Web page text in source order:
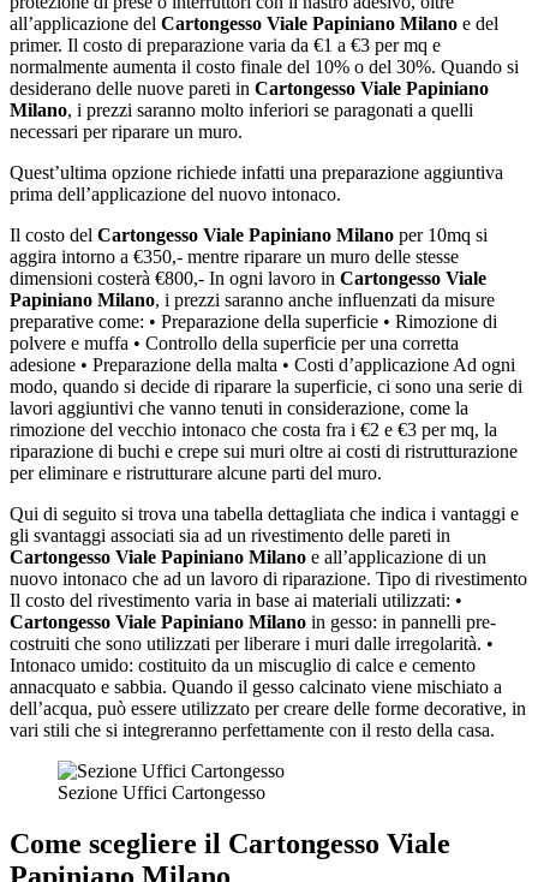
all’applicazione del Cartongesso Viale Papiniano Milano e del
primer. Il costo di preparazione varia da €1 a €3 per mq e
normalmente aumenta il costo finale del 10% o del 30%. Quando si
desiderano delle nuove pareti in Cartongesso Viale Papiniano
Milano, i prezzi saranno molto inferiori se paragonati a quelli
necessari per riparare un muro.
Quest’ultima opzione richiede infatti una preparazione aggiuntiva
prima dell’applicazione del nuovo intonaco.
Il costo del Cartongesso Viale Papiniano Milano per 10mq si
aggira intorno a €350,- mentre riparare un muro delle stesse
dimensioni costerà €800,- In ogni lavoro in Cartongesso Viale
Papiniano Milano, i prezzi saranno anche influenzati da misure
preparative come: • Preparazione della superficie • Rimozione di
polvere e muffa • Controllo della superficie per una corretta
adesione • Preparazione della malta • Costi d’applicazione Ad ogni
modo, quando si decide di riparare la superficie, ci sono una serie di
lavori aggiuntivi che vanno tenuti in considerazione, come la
rimozione del vecchio intonaco che costa fra i €2 e €3 per mq, la
riparazione di buchi e crepe sui muri oltre ai costi di ristrutturazione
per eliminare e ristrutturare alcune parti del muro.
Qui di seguito si trova una tabella dettagliata che indica i vantaggi e
gli svantaggi associati sia ad un rivestimento delle pareti in
Cartongesso Viale Papiniano Milano e all’applicazione di un
nuovo intonaco che ad un lavoro di riparazione. Tipo di rivestimento
Il costo del rivestimento varia in base ai materiali utilizzati: •
Cartongesso Viale Papiniano Milano in gesso: in pannelli pre-
costruiti che sono utilizzati per liberare i muri dalle irregolarità. •
Intonaco umido: costituito da un miscuglio di calce e cemento
annacquato e sabbia. Quando il gesso calcinato viene mischiato a
dell’acqua, può essere utilizzato per creare delle forme decorative, in
vari stili che si integreranno perfettamente con il resto della casa.
Sezione Uffici Cartongesso
Come scegliere il Cartongesso Viale
Papiniano Milano